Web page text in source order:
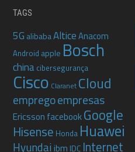
TAGS
5G alibabaAlticeAnacom
Android apple Bosch
china cibersegurança
Cisco Claranet Cloud
empregoempresas
Ericsson facebookGoogle
Hisense Honda Huawei
Hyundai ibm IDC Internet